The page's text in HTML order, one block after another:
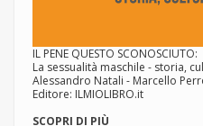
IL PENE QUESTO SCONOSCIUTO:
La sessualità maschile - storia,
Alessandro Natali - Marcello
Editore: ILMIOLIBRO.it
SCOPRI DI PIÙ